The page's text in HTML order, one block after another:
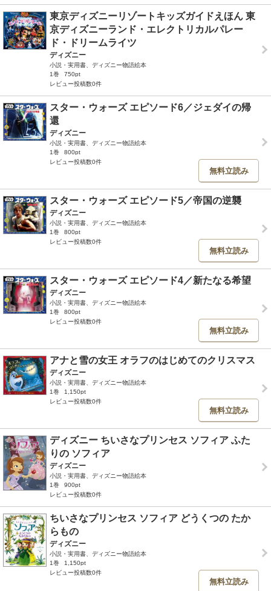
東京ディズニーリゾートキッズガイドえほん 東
京ディズニーランド・エレクトリカルパレー
ド・ドリームライツ
ディズニー
小説・実用書、ディズニー物語絵本
1巻
750pt
レビュー投稿数0件
スター・ウォーズ エピソード6／ジェダイの帰
還
ディズニー
小説・実用書、ディズニー物語絵本
1巻
800pt
レビュー投稿数0件
無料立読み
スター・ウォーズ エピソード5／帝国の逆襲
ディズニー
小説・実用書、ディズニー物語絵本
1巻
800pt
レビュー投稿数0件
無料立読み
スター・ウォーズ エピソード4／新たなる希望
ディズニー
小説・実用書、ディズニー物語絵本
1巻
800pt
レビュー投稿数0件
無料立読み
アナと雪の女王 オラフのはじめてのクリスマス
ディズニー
小説・実用書、ディズニー物語絵本
1巻
1,150pt
レビュー投稿数0件
無料立読み
ディズニー ちいさなプリンセス ソフィア ふた
りの ソフィア
ディズニー
小説・実用書、ディズニー物語絵本
1巻
900pt
レビュー投稿数0件
ちいさなプリンセス ソフィア どうくつの たか
らもの
ディズニー
小説・実用書、ディズニー物語絵本
1巻
1,150pt
レビュー投稿数0件
無料立読み